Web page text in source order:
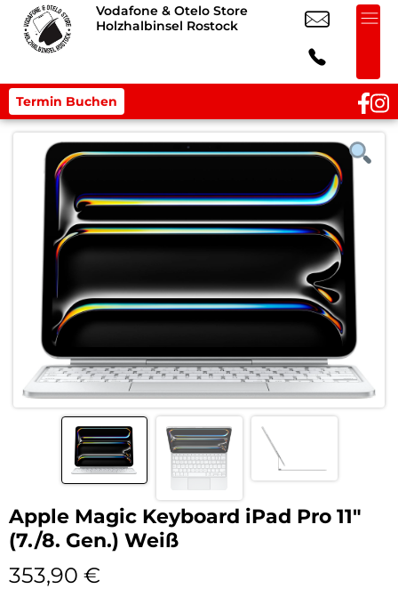
Vodafone & Otelo Store
Holzhalbinsel Rostock
Termin Buchen
Apple Magic Keyboard iPad Pro 11″
(7./8. Gen.) Weiß
353,90 €